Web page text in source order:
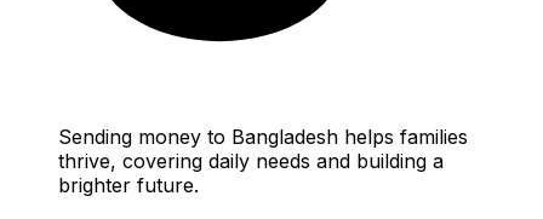
Sending money to Bangladesh helps families
thrive, covering daily needs and building a
brighter future.